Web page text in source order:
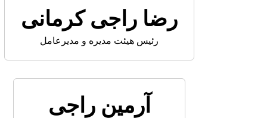
رضا راجی کرمانی
رئیس هیئت مدیره و مدیرعامل
آرمین راجی